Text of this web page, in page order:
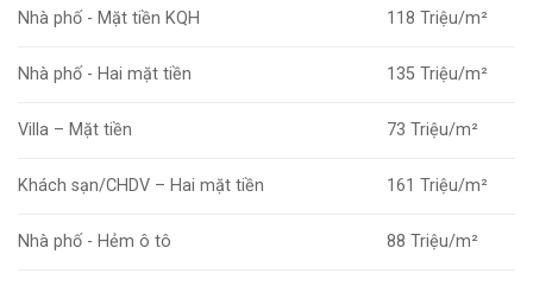
Nhà phố - Mặt tiền KQH 118 Triệu/m²
Nhà phố - Hai mặt tiền 135 Triệu/m²
Villa – Mặt tiền 73 Triệu/m²
Khách sạn/CHDV – Hai mặt tiền 161 Triệu/m²
Nhà phố - Hẻm ô tô 88 Triệu/m²